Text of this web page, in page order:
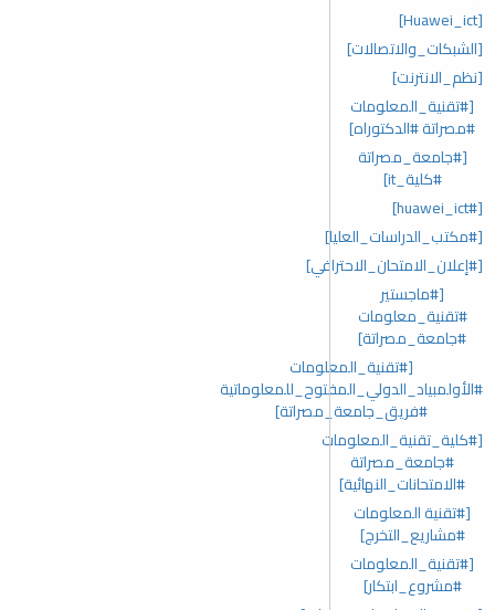
[Huawei_ict]
[الشبكات_والاتصالات]
[نظم_الانترنت]
[#تقنية_المعلومات
#مصراتة #الدكتوراه]
[#جامعة_مصراتة
#كلية_it]
[#huawei_ict]
[#مكتب_الدراسات_العليا]
[#إعلان_الامتحان_الاحترافي]
[#ماجستير
#تقنية_معلومات
#جامعة_مصراتة]
[#تقنية_المعلومات
#الأولمبياد_الدولي_المفتوح_للمعلوماتية
#فريق_جامعة_مصراتة]
[#كلية_تقنية_المعلومات
#جامعة_مصراتة
#الامتحانات_النهائية]
[#تقنية المعلومات
#مشاريع_التخرج]
[#تقنية_المعلومات
#مشروع_ابتكار]